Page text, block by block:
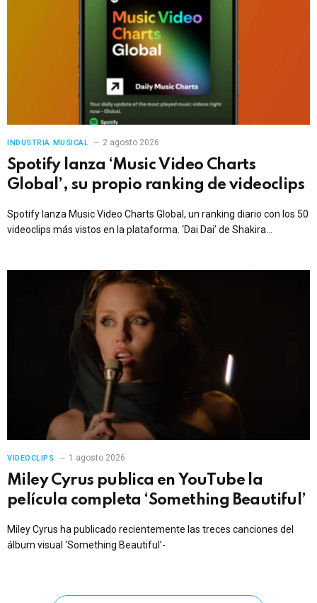
INDUSTRIA MUSICAL 2 agosto 2026
Spotify lanza ‘Music Video Charts
Global’, su propio ranking de videoclips
Spotify lanza Music Video Charts Global, un ranking diario con los 50
videoclips más vistos en la plataforma. ‘Dai Dai’ de Shakira
VIDEOCLIPS 1 agosto 2026
Miley Cyrus publica en YouTube la
película completa ‘Something Beautiful’
Miley Cyrus ha publicado recientemente las treces canciones del
álbum visual ‘Something Beautiful’-